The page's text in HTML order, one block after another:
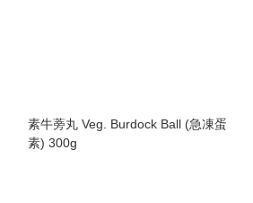
素牛蒡丸 Veg. Burdock Ball (急凍蛋
素) 300g